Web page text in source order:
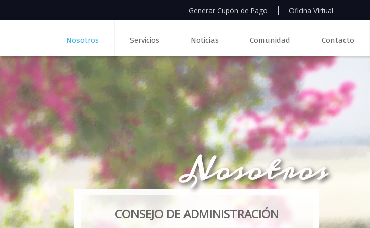
Generar Cupón de Pago Oficina Virtual
Nosotros Servicios Noticias Comunidad Contacto
Nosotros
CONSEJO DE ADMINISTRACIÓN